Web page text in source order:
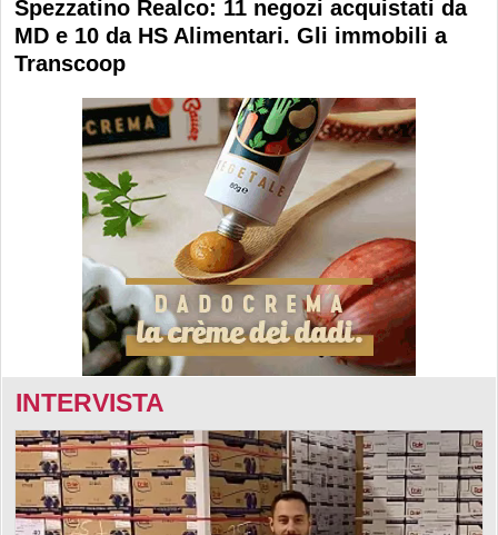
Spezzatino Realco: 11 negozi acquistati da
MD e 10 da HS Alimentari. Gli immobili a
Transcoop
INTERVISTA